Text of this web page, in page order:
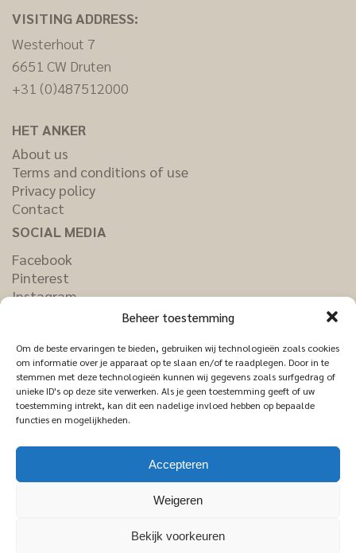
Beheer toestemming
Om de beste ervaringen te bieden, gebruiken wij technologieën zoals cookies
om informatie over je apparaat op te slaan en/of te raadplegen. Door in te
stemmen met deze technologieën kunnen wij gegevens zoals surfgedrag of
unieke ID's op deze site verwerken. Als je geen toestemming geeft of uw
toestemming intrekt, kan dit een nadelige invloed hebben op bepaalde
functies en mogelijkheden.
Accepteren
Weigeren
Bekijk voorkeuren
VISITING ADDRESS:
Westerhout 7
6651 CW Druten
+31 (0)487512000
HET ANKER
About us
Terms and conditions of use
Privacy policy
Contact
SOCIAL MEDIA
Facebook
Pinterest
Instagram
© 2026 Het Anker Meubelindustrie